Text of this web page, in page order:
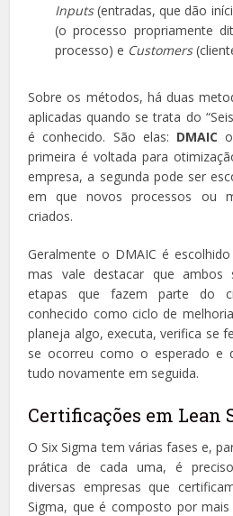
Inputs(entradas, que dão
(o processo propriamente
processo) e Customers
Sobre os métodos, há duas
aplicadas quando se trata do
é conhecido. São elas: DMAIC
primeira é voltada para
empresa, a segunda pode ser
em que novos processos ou
criados.
Geralmente o DMAIC é
mas vale destacar que ambos
etapas que fazem parte do
conhecido como ciclo de
planeja algo, executa, verifica se
se ocorreu como o esperado e
tudo novamente em seguida.
Certificações em Lean
O Six Sigma tem várias fases e,
prática de cada uma, é
diversas empresas que
Sigma, que é composto por